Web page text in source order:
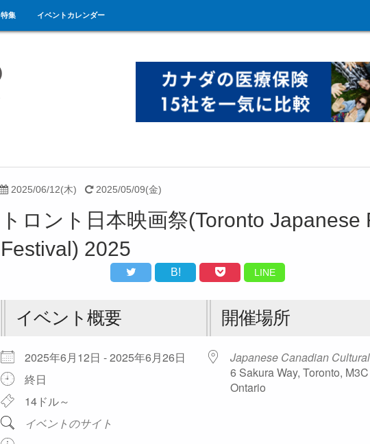
特集 イベントカレンダー
2025/06/12(木) 2025/05/09(金)
トロント日本映画祭(Toronto Japanese
Festival) 2025
B! LINE
イベント概要
2025年6月12日 - 2025年6月26日
終日
14ドル～
イベントのサイト
開催場所
Japanese Canadian
6 Sakura Way, Toronto,
Ontario